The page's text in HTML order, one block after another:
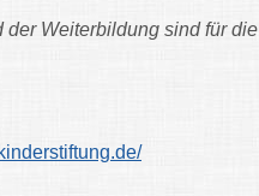
Weiterbildung sind für die